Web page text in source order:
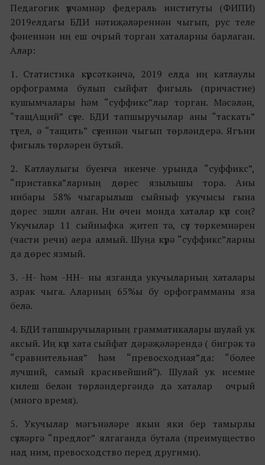
Педагогик үлчәмнәр федераль институты (ФИПИ)
2019елдагы БДИ нәтиҗәләреннән чыгып, рус теле
фәненнән иң еш очрый торган хаталарны барлаган.
Алар:
1. Статистика күрсәткәнчә, 2019 елда иң катлаулы
орфограмма булып сыйфат фигыль (причастие)
кушымчалары һәм “суффикс”лар торган. Мәсәлән,
“тащАщий” сүзе. БДИ тапшыручылар аны “таскать”
түгел, ә “тащить” сүзеннән чыгып төрләндерә. Ягъни
фигыль төрләрен бутый.
2. Катлаулыгы буенча икенче урында “суффикс”,
“приставка”ларның дөрес язылышы тора. Аны
нибары 58% чыгарылыш сыйныф укучысы гына
дөрес эшли алган. Ни өчен монда хаталар күп соң?
Укучылар 11 сыйныфка җитеп тә, сүз төркемнәрен
(части речи) аера алмый. Шуңа күрә “суффикс”ларны
да дөрес язмый.
3. -Н- һәм -НН- ны язганда укучыларның хаталары
азрак чыга. Аларның 65%ы бу орфограмманы яза
белә.
4. БДИ тапшыручыларның грамматикалары шулай ук
аксый. Иң күп хата сыйфат дәрәҗәләрендә ( бигрәк тә
“сравнительная” һәм “превосходная”да: “более
лучший, самый красивейший”). Шулай ук исемне
килеш белән төрләндергәндә дә хаталар очрый
(много время).
5. Укучылар мәгънәләре якын яки бер тамырлы
сүзләргә “предлог” ялгаганда бутала (преимущество
над ним, превосходство перед другими).